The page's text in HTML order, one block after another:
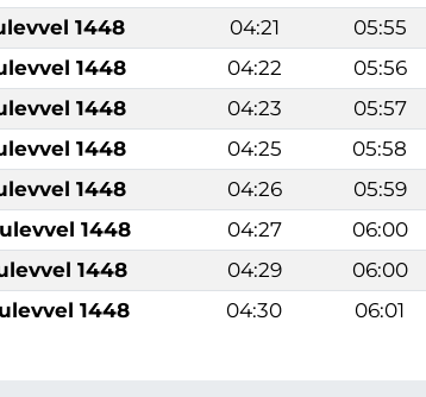
1448 04:21 05:55
1448 04:22 05:56
1448 04:23 05:57
1448 04:25 05:58
1448 04:26 05:59
1448 04:27 06:00
1448 04:29 06:00
1448 04:30 06:01